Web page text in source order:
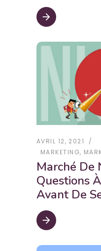
arrow_forward
AVRIL 12, 2021
MARKETING,
Marché De
Questions
Avant De
arrow_forward